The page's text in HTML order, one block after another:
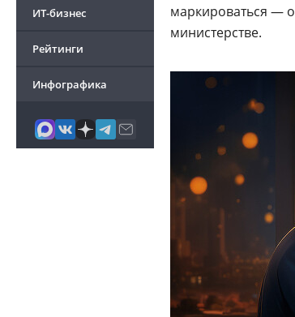
ИТ-бизнес
Рейтинги
Инфографика
маркироваться —
министерстве.